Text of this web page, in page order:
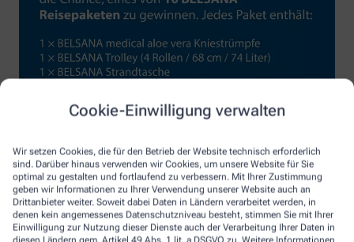
Cookie-Einwilligung verwalten
Wir setzen Cookies, die für den Betrieb der Website technisch erforderlich
sind. Darüber hinaus verwenden wir Cookies, um unsere Website für Sie
optimal zu gestalten und fortlaufend zu verbessern. Mit Ihrer Zustimmung
geben wir Informationen zu Ihrer Verwendung unserer Website auch an
Drittanbieter weiter. Soweit dabei Daten in Ländern verarbeitet werden, in
denen kein angemessenes Datenschutzniveau besteht, stimmen Sie mit Ihrer
Einwilligung zur Nutzung dieser Dienste auch der Verarbeitung Ihrer Daten in